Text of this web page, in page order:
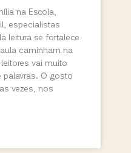
na Escola,
especialistas
leitura se fortalece
caminham na
vai muito
palavras. O gosto
vezes, nos